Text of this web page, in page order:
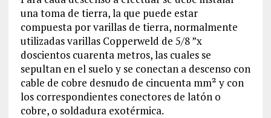
una toma de tierra, la que puede estar
compuesta por varillas de tierra, normalmente
utilizadas varillas Copperweld de 5/8 ”x
doscientos cuarenta metros, las cuales se
sepultan en el suelo y se conectan a descenso con
cable de cobre desnudo de cincuenta mm² y con
los correspondientes conectores de latón o
cobre, o soldadura exotérmica.